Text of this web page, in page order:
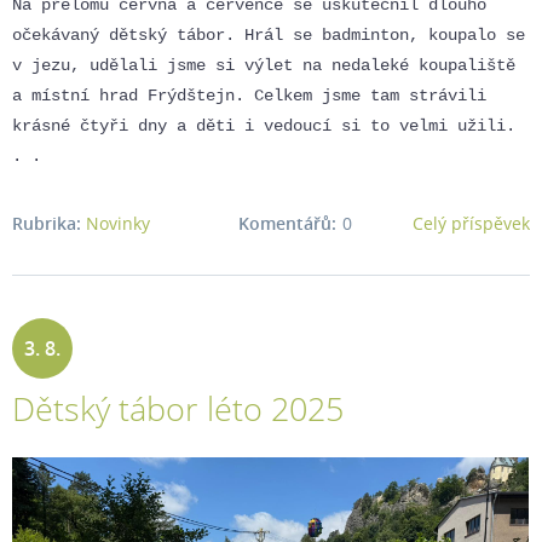
Na přelomu června a července se uskutečnil dlouho
očekávaný dětský tábor. Hrál se badminton, koupalo se
v jezu, udělali jsme si výlet na nedaleké koupaliště
a místní hrad Frýdštejn. Celkem jsme tam strávili
krásné čtyři dny a děti i vedoucí si to velmi užili.
. .
Celý příspěvek
Rubrika: Novinky 0
Komentářů:
3. 8.
2025
Dětský tábor léto 2025